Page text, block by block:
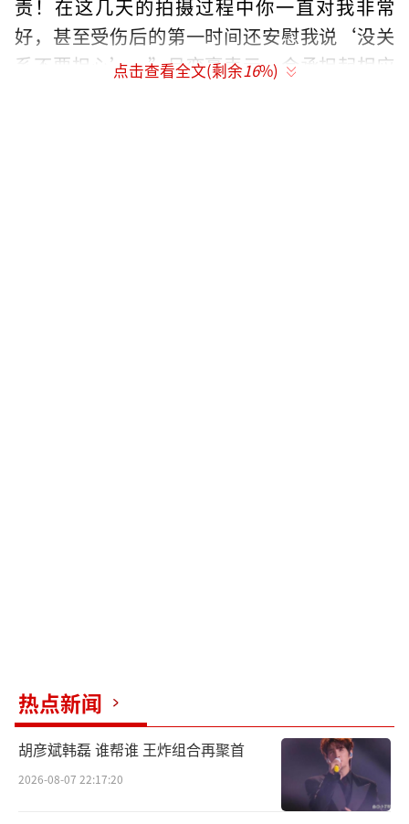
责！在这几天的拍摄过程中你一直对我非常
好，甚至受伤后的第一时间还安慰我说‘没关
系不要担心’。”吕奕豪表示，会承担起相应
点击查看全文(剩余16%)
热点新闻
胡彦斌韩磊 谁帮谁 王炸组合再聚首
2026-08-07 22:17:20